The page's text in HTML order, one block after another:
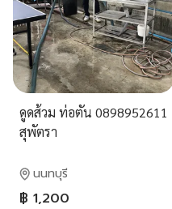
ดูดส้วม ท่อตัน 0898952611
สุพัตรา
นนทบุรี
฿ 1,200